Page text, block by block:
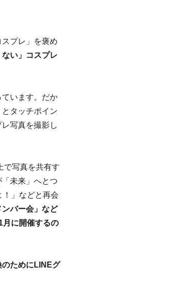
プレ」を褒め
い」コスプレ
います。だか
タッチポイン
写真を撮影し
で写真を共有す
未来」へとつ
」などと再会
ンバー会」など
月に開催するの
のためにLINEグ